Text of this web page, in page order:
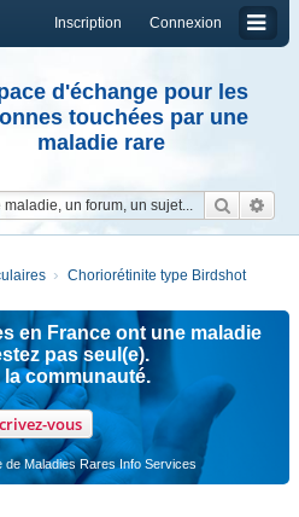
Connexion
Inscription
d'échange pour les
touchées par une
maladie rare
Choriorétinite type Birdshot
en France ont une maladie
pas seul(e).
la communauté.
vous
Maladies Rares Info Services